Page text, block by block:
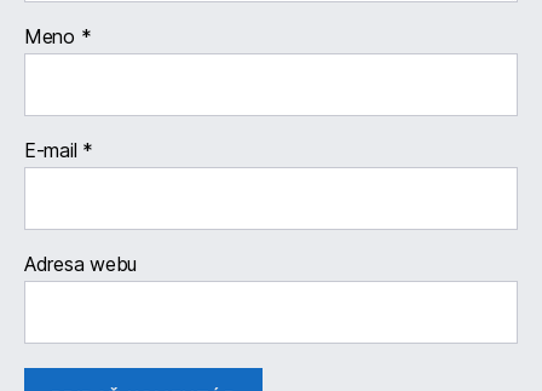
Meno *
E-mail *
Adresa webu